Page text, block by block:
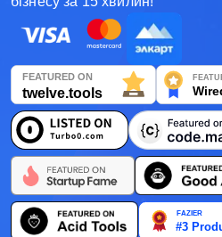
О'zbek
Italiano
Español
Українська
한국어
Deutsch